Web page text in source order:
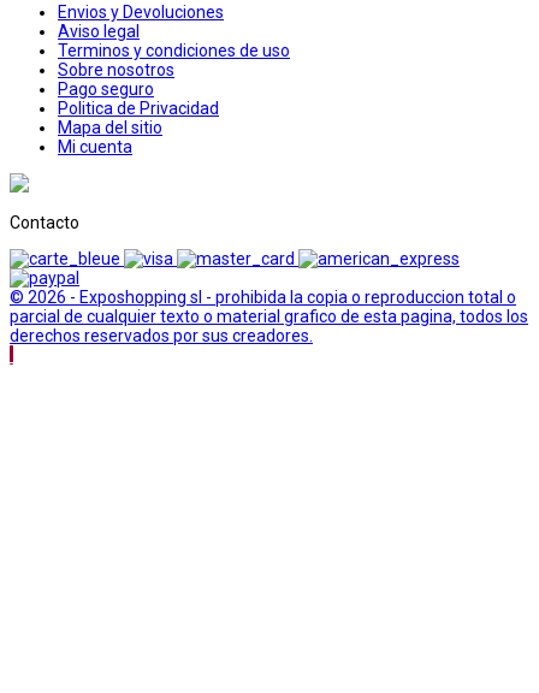
Envios y Devoluciones
Aviso legal
Terminos y condiciones de uso
Sobre nosotros
Pago seguro
Politica de Privacidad
Mapa del sitio
Mi cuenta
Contacto
© 2026 - Exposhopping sl - prohibida la copia o reproduccion total o
parcial de cualquier texto o material grafico de esta pagina, todos los
derechos reservados por sus creadores.